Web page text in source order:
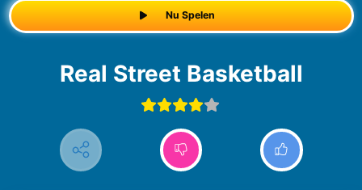
Nu Spelen
Real Street Basketball